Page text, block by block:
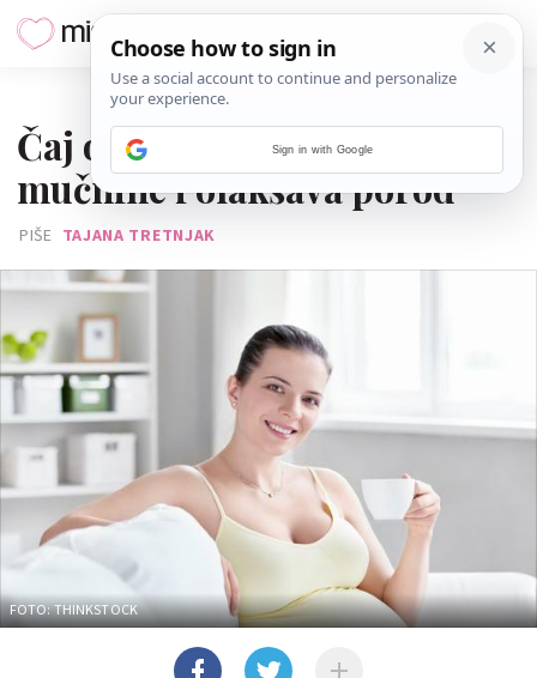
Čaj od lista maline smanjuje
mučnine i olakšava porod
PIŠE TAJANA TRETNJAK
FOTO: THINKSTOCK
Sign in with Google